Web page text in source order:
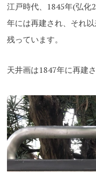
江戸時代、1845年(弘化
年には再建され、それ
残っています。
天井画は1847年に再建